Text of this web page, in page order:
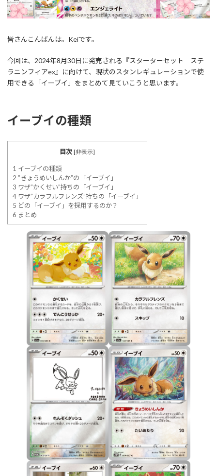
皆さんこんばんは。Keiです。
今回は、2024年8月30日に発売される『スターターセット ステ
ラニンフィアex』に向けて、現状のスタンレギュレーションで使
用できる「イーブイ」をまとめて見ていこうと思います。
イーブイの種類
目次 [非表示]
1 イーブイの種類
2 ”きょうめいしんか”の「イーブイ」
3 ワザ”かくせい”持ちの「イーブイ」
4 ワザ”カラフルフレンズ”持ちの「イーブイ」
5 どの「イーブイ」を採用するのか？
6 まとめ